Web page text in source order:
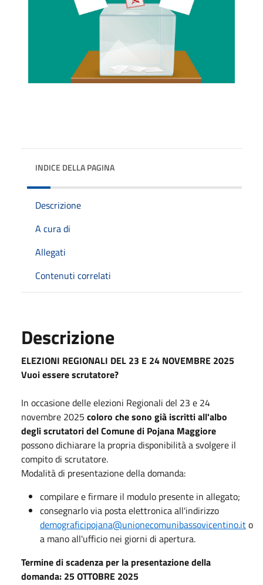
INDICE DELLA PAGINA
Descrizione
A cura di
Allegati
Contenuti correlati
Descrizione
ELEZIONI REGIONALI DEL 23 E 24 NOVEMBRE 2025
Vuoi essere scrutatore?
In occasione delle elezioni Regionali del 23 e 24
novembre 2025 coloro che sono già iscritti all'albo
degli scrutatori del Comune di Pojana Maggiore
possono dichiarare la propria disponibilità a svolgere il
compito di scrutatore.
Modalità di presentazione della domanda:
compilare e firmare il modulo presente in allegato;
consegnarlo via posta elettronica all'indirizzo
demograficipojana@unionecomunibassovicentino.ito
a mano all'ufficio nei giorni di apertura.
Termine di scadenza per la presentazione della
domanda: 25 OTTOBRE 2025